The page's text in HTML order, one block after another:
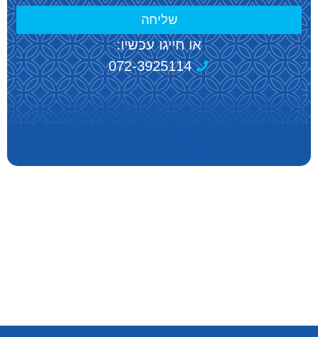
שליחה
או חייגו עכשיו:
072-3925114